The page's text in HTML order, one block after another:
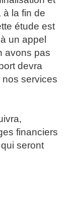
à la fin de
étude est
un appel
avons pas
devra
services
financiers
seront